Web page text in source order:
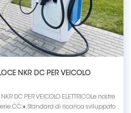
NKR DC PER VEICOLO
DC PER VEICOLO ELETTRICOLe nostre
CC:♦.Standard di ricarica sviluppato